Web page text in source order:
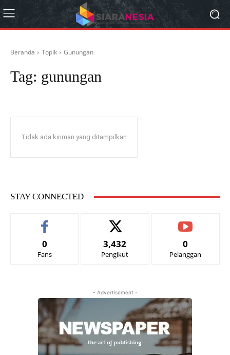
Beranda Topik Gunungan
Tag: gunungan
Tidak ada kiriman yang ditampilkan
STAY CONNECTED
0
Fans
3,432
Pengikut
0
Pelanggan
- Advertisement -